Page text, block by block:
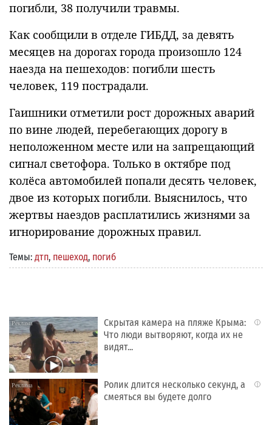
погибли, 38 получили травмы.
Как сообщили в отделе ГИБДД, за девять
месяцев на дорогах города произошло 124
наезда на пешеходов: погибли шесть
человек, 119 пострадали.
Гаишники отметили рост дорожных аварий
по вине людей, перебегающих дорогу в
неположенном месте или на запрещающий
сигнал светофора. Только в октябре под
колёса автомобилей попали десять человек,
двое из которых погибли. Выяснилось, что
жертвы наездов расплатились жизнями за
игнорирование дорожных правил.
Темы: дтп, пешеход, погиб
i
Скрытая камера на пляже Крыма:
Что люди вытворяют, когда их не
видят...
i
Ролик длится несколько секунд, а
смеяться вы будете долго